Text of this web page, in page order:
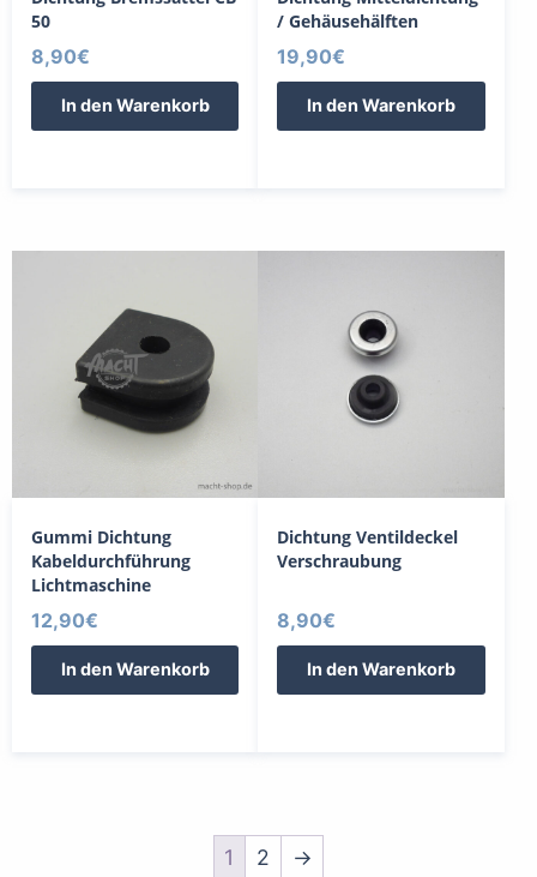
50
8,90€
In den Warenkorb
/ Gehäusehälften
19,90€
In den Warenkorb
Gummi Dichtung
Kabeldurchführung
Lichtmaschine
12,90€
In den Warenkorb
Dichtung Ventildeckel
Verschraubung
8,90€
In den Warenkorb
1 2 →